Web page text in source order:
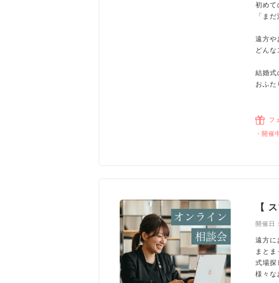
初めて
「ま
遠方や
どん
結婚式
おふた
フ
開催
【
開催日：
遠方に
まとま
式場探
様々な